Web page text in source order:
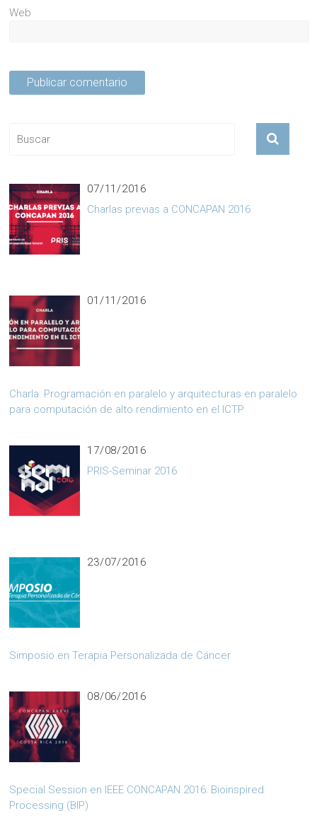
Web
07/11/2016
Charlas previas a CONCAPAN 2016
01/11/2016
Charla: Programación en paralelo y arquitecturas en paralelo
para computación de alto rendimiento en el ICTP
17/08/2016
PRIS-Seminar 2016
23/07/2016
Simposio en Terapia Personalizada de Cáncer
08/06/2016
Special Session en IEEE CONCAPAN 2016: Bioinspired